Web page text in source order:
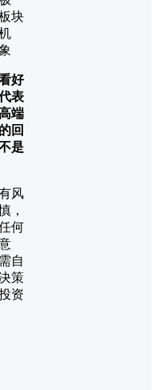
好
表
端
回
是
风
，
何
自
策
资